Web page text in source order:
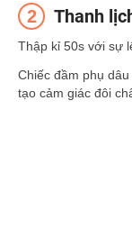
Thanh
Thập kỉ 50s với sự
Chiếc đầm phụ
tạo cảm giác đôi